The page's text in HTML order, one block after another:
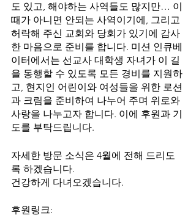
도 있고, 해야하는 사역들도 많지만… 이
때가 아니면 안되는 사역이기에, 그리고
허락해 주신 교회와 당회가 있기에 감사
한 마음으로 준비를 합니다. 미션 인큐베
이터에서는 선교사 대학생 자녀가 이 길
을 동행할 수 있도록 모든 경비를 지원하
고, 현지인 어린이와 여성들을 위한 로션
과 크림을 준비하여 나누어 주며 위로와
사랑을 나누고자 합니다. 이에 후원과 기
도를 부탁드립니다.
자세한 방문 소식은 4월에 전해 드리도
록 하겠습니다.
건강하게 다녀오겠습니다.
후원링크: